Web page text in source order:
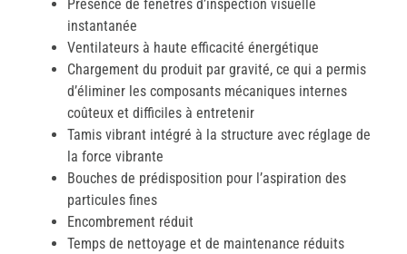
Présence de fenêtres d’inspection visuelle
instantanée
Ventilateurs à haute efficacité énergétique
Chargement du produit par gravité, ce qui a permis
d’éliminer les composants mécaniques internes
coûteux et difficiles à entretenir
Tamis vibrant intégré à la structure avec réglage de
la force vibrante
Bouches de prédisposition pour l’aspiration des
particules fines
Encombrement réduit
Temps de nettoyage et de maintenance réduits